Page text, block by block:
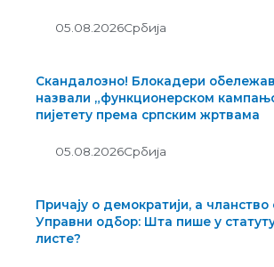
05.08.2026Србија
Скандалозно! Блокадери
назвали „функционерском
пијетету према српским жртвама
05.08.2026Србија
Причају о демократији, а
Управни одбор: Шта пише у
листе?